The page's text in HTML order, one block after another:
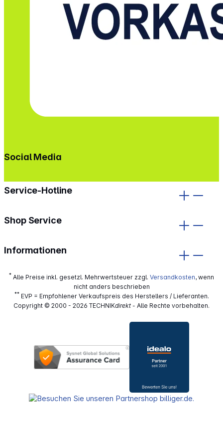
Service-Hotline
Shop Service
Informationen
Social Media
* Alle Preise inkl. gesetzl. Mehrwertsteuer zzgl. Versandkosten, wenn
nicht anders beschrieben
**EVP = Empfohlener Verkaufspreis des Herstellers / Lieferanten.
Copyright © 2000 - 2026 TECHNIKdirekt - Alle Rechte vorbehalten.